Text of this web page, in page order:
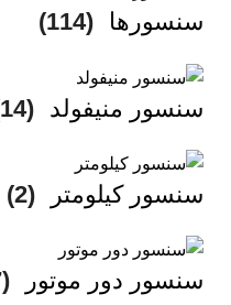
سنسورها (114)
سنسور منیفولد (14)
سنسور کیلومتر (2)
سنسور دور موتور (7)